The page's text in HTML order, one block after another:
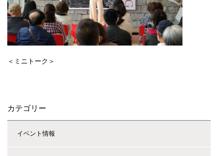
＜ミニトーク＞
カテゴリー
イベント情報